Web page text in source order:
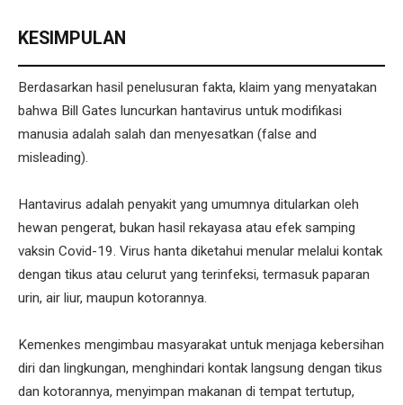
KESIMPULAN
Berdasarkan hasil penelusuran fakta, klaim yang menyatakan
bahwa Bill Gates luncurkan hantavirus untuk modifikasi
manusia adalah salah dan menyesatkan (false and
misleading).
Hantavirus adalah penyakit yang umumnya ditularkan oleh
hewan pengerat, bukan hasil rekayasa atau efek samping
vaksin Covid-19. Virus hanta diketahui menular melalui kontak
dengan tikus atau celurut yang terinfeksi, termasuk paparan
urin, air liur, maupun kotorannya.
Kemenkes mengimbau masyarakat untuk menjaga kebersihan
diri dan lingkungan, menghindari kontak langsung dengan tikus
dan kotorannya, menyimpan makanan di tempat tertutup,